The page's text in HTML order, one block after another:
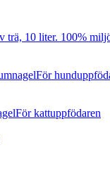
För
För kattuppfödaren